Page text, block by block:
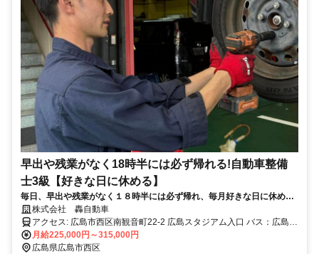
早出や残業がなく18時半には必ず帰れる!自動車整備
士3級【好きな日に休める】
毎日、早出や残業がなく１８時半には必ず帰れ、毎月好きな日に休める
から家族を１００％優先できる！自動車３級整備士募集
株式会社 轟自動車
アクセス: 広島市西区南観音町22-2 広島スタジアム入口 バス：広島ス
タジアム入口より徒歩1
月給225,000円～315,000円
広島県広島市西区